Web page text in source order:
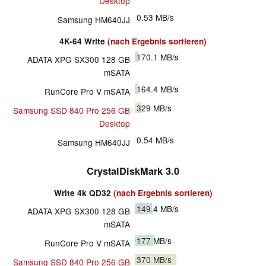
Samsung HM640JJ 0.53 MB/s
4K-64 Write (nach Ergebnis sortieren)
ADATA XPG SX300 128 GB
mSATA
170.1 MB/s
RunCore Pro V mSATA 164.4 MB/s
Samsung SSD 840 Pro 256 GB
Desktop
329 MB/s
Samsung HM640JJ 0.54 MB/s
CrystalDiskMark 3.0
Write 4k QD32 (nach Ergebnis sortieren)
ADATA XPG SX300 128 GB
mSATA
149.4 MB/s
RunCore Pro V mSATA 177 MB/s
Samsung SSD 840 Pro 256 GB 370 MB/s